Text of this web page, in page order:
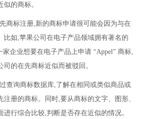
的商标。
商标注册,新的商标申请很可能会因为与在
比如,苹果公司在电子产品领域拥有著名的
家企业想要在电子产品上申请 “Appel” 商标,
的在先商标近似而被驳回。
查询商标数据库,了解在相同或类似商品或
注册的商标。同时,要从商标的文字、图形、
行综合比较,判断是否存在近似的情况。